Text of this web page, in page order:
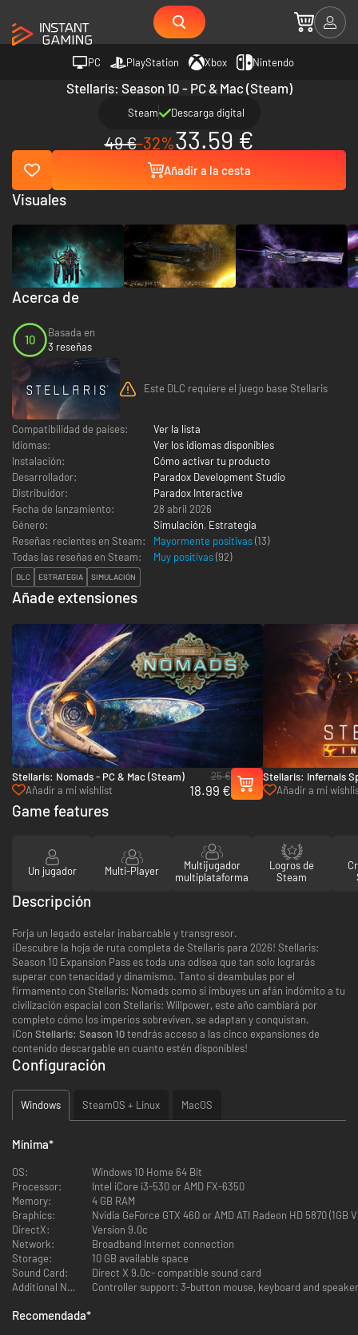
PC PlayStation Xbox Nintendo
Stellaris: Season 10 - PC & Mac (Steam)
Steam Descarga digital
49 €-32%33.59 €
Añadir a la cesta
Acerca de
10
Basada en
3 reseñas
Este DLC requiere el juego base Stellaris
Compatibilidad de países:
Ver la lista
Idiomas:
Ver los idiomas disponibles
Instalación:
Cómo activar tu producto
Desarrollador:
Paradox Development Studio
Distribuidor:
Paradox Interactive
Fecha de lanzamiento:
28 abril 2026
Género:
Simulación, Estrategia
Reseñas recientes en Steam:
Mayormente positivas(13)
Todas las reseñas en Steam:
Muy positivas(92)
DLC ESTRATEGIA SIMULACIÓN
Añade extensiones
Stellaris: Nomads - PC & Mac (Steam)
Añadir a mi wishlist
25 €
18.99 €
Stellaris: Infernals
Mac (Steam)
Añadir a mi
Visuales
Game features
Un jugador Multi-Player
Multijugador
multiplataforma
Logros de
Steam
Descripción
Forja un legado estelar inabarcable y transgresor.
¡Descubre la hoja de ruta completa de Stellaris para 2026! Stellaris:
Season 10 Expansion Pass es toda una odisea que tan solo lograrás
superar con tenacidad y dinamismo. Tanto si deambulas por el
firmamento con Stellaris: Nomads como si imbuyes un afán indómito a tu
civilización espacial con Stellaris: Willpower, este año cambiará por
completo cómo los imperios sobreviven, se adaptan y conquistan.
¡Con Stellaris: Season 10tendrás acceso a las cinco expansiones de
contenido descargable en cuanto estén disponibles!
Configuración
Windows SteamOS + Linux MacOS
Mínima*
OS:
Windows 10 Home 64 Bit
Processor:
Intel iCore i3-530 or AMD FX-6350
Memory:
4 GB RAM
Graphics:
DirectX:
Version 9.0c
Network:
Broadband Internet connection
Storage:
10 GB available space
Sound Card:
Direct X 9.0c- compatible sound card
Additional Notes:
Controller support: 3-button mouse, keyboard and
Recomendada*